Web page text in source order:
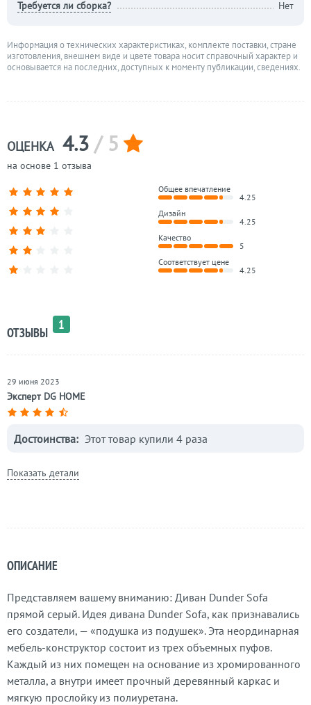
ОПИСАНИЕ
Представляем вашему вниманию: Диван Dunder Sofa
прямой серый. Идея дивана Dunder Sofa, как признавались
его создатели, — «подушка из подушек». Эта неординарная
мебель-конструктор состоит из трех объемных пуфов.
Каждый из них помещен на основание из хромированного
металла, а внутри имеет прочный деревянный каркас и
мягкую прослойку из полиуретана.
Требуется ли сборка? Нет
Информация о технических характеристиках, комплекте поставки, стране
изготовления, внешнем виде и цвете товара носит справочный характер и
основывается на последних, доступных к моменту публикации, сведениях.
ОЦЕНКА 4.3 / 5
на основе 1 отзыва
Общее впечатление
4.25
Дизайн
4.25
Качество
5
Соответствует цене
4.25
ОТЗЫВЫ
1
Эксперт DG HOME
29 июня 2023
Достоинства: Этот товар купили 4 раза
Показать детали